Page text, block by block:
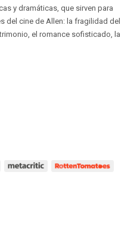
y dramáticas, que sirven para
del cine de Allen: la fragilidad del
el romance sofisticado, la